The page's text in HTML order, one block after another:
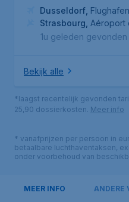
Dusseldorf
Strasbourg Aéroport
1u geleden gevonden
Bekijk alle
*laagst recentelijk gevonden
25,90 dossierkosten. Meer info
* vanafprijzen per persoon in
betaalbare luchthaventaksen,
onder voorbehoud van
MEER INFO ANDERE